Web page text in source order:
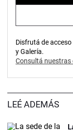
Disfrutá de
y Galería.
Consultá nuestras
LEÉ ADEMÁS